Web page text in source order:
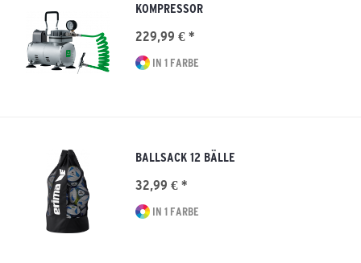
KOMPRESSOR
229,99 € *
IN 1 FARBE
BALLSACK 12 BÄLLE
32,99 € *
IN 1 FARBE